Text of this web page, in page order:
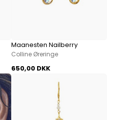
Maanesten Nailberry
Colline Øreringe
650,00 DKK